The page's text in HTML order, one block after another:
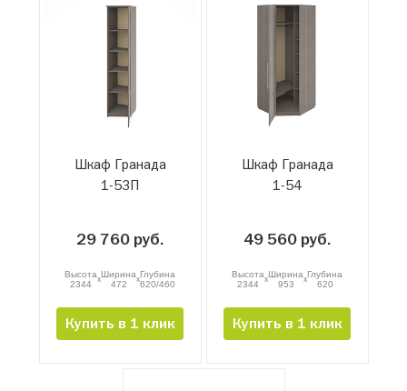
Шкаф Гранада
1-53П
29 760 руб.
Высота
2344
xШирина
472
xГлубина
620/460
Купить в 1 клик
Шкаф Гранада
1-54
49 560 руб.
Высота
2344
xШирина
953
xГлубина
620
Купить в 1 клик